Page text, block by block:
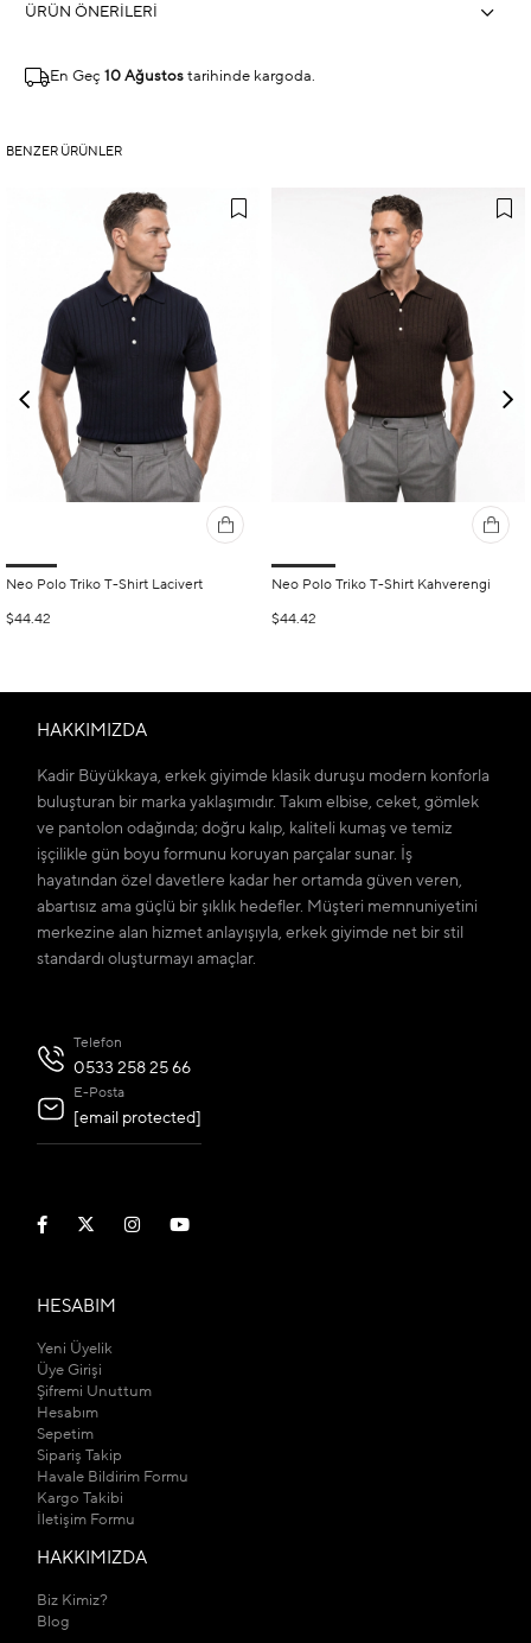
ÜRÜN ÖNERILERI
En Geç 10 Ağustos tarihinde kargoda.
BENZER ÜRÜNLER
Neo Polo Triko T-Shirt Lacivert
$44.42
Neo Polo Triko T-Shirt Kahverengi
$44.42
HAKKIMIZDA
Kadir Büyükkaya, erkek giyimde klasik duruşu modern konforla
buluşturan bir marka yaklaşımıdır. Takım elbise, ceket, gömlek
ve pantolon odağında; doğru kalıp, kaliteli kumaş ve temiz
işçilikle gün boyu formunu koruyan parçalar sunar. İş
hayatından özel davetlere kadar her ortamda güven veren,
abartısız ama güçlü bir şıklık hedefler. Müşteri memnuniyetini
merkezine alan hizmet anlayışıyla, erkek giyimde net bir stil
standardı oluşturmayı amaçlar.
Telefon
0533 258 25 66
E-Posta
[email protected]
HESABIM
Yeni Üyelik
Üye Girişi
Şifremi Unuttum
Hesabım
Sepetim
Sipariş Takip
Havale Bildirim Formu
Kargo Takibi
İletişim Formu
HAKKIMIZDA
Biz Kimiz?
Blog